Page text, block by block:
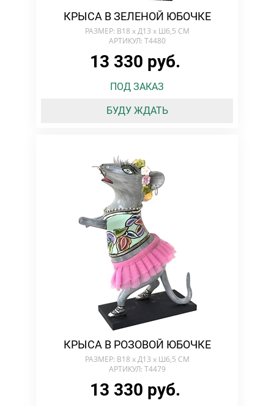
КРЫСА В ЗЕЛЕНОЙ ЮБОЧКЕ
РАЗМЕР: В18 х Д13 х Ш6,5 СМ
АРТИКУЛ: T4480
13 330 руб.
ПОД ЗАКАЗ
БУДУ ЖДАТЬ
КРЫСА В РОЗОВОЙ ЮБОЧКЕ
РАЗМЕР: В18 х Д13 х Ш6,5 СМ
АРТИКУЛ: T4479
13 330 руб.